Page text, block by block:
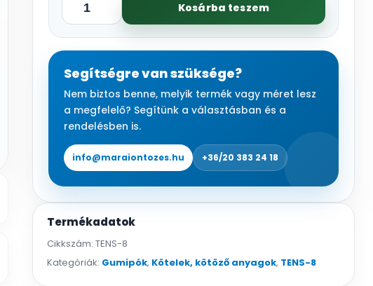
Gumipók
2db
45cm,
2db
122cm,
8mm
vastag
mennyiség
Kosárba teszem
Segítségre van szüksége?
Nem biztos benne, melyik termék vagy méret lesz
a megfelelő? Segítünk a választásban és a
rendelésben is.
info@maraiontozes.hu +36/20 383 24 18
Termékadatok
Cikkszám: TENS-8
Kategóriák: Gumipók, Kötelek, kötöző anyagok, TENS-8